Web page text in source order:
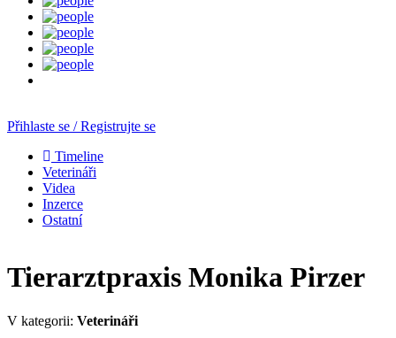
Přihlaste se / Registrujte se
Timeline
Veterináři
Videa
Inzerce
Ostatní
Tierarztpraxis Monika Pirzer
V kategorii: Veterináři